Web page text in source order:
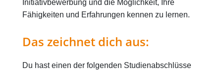
Initiativbewerbung und die Möglichkeit, Ihre
Fähigkeiten und Erfahrungen kennen zu lernen.
Das zeichnet dich aus:
Du hast einen der folgenden Studienabschlüsse